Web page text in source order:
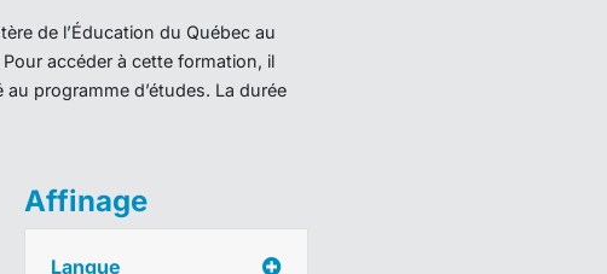
de l’Éducation du Québec au
accéder à cette formation, il
programme d’études. La durée
Affinage
Langue